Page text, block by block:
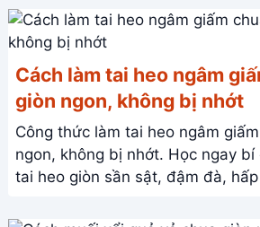
Cách làm tai heo ngâm
giòn ngon, không bị nhớt
Công thức làm tai heo ngâm
ngon, không bị nhớt. Học ngay bí quyết chế biến
tai heo giòn sần sật, đậm đà,